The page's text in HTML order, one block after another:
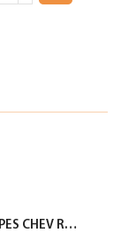
LILAS SHAMP EXT FEM TOUS TYPES CHEV ROSE 350ML